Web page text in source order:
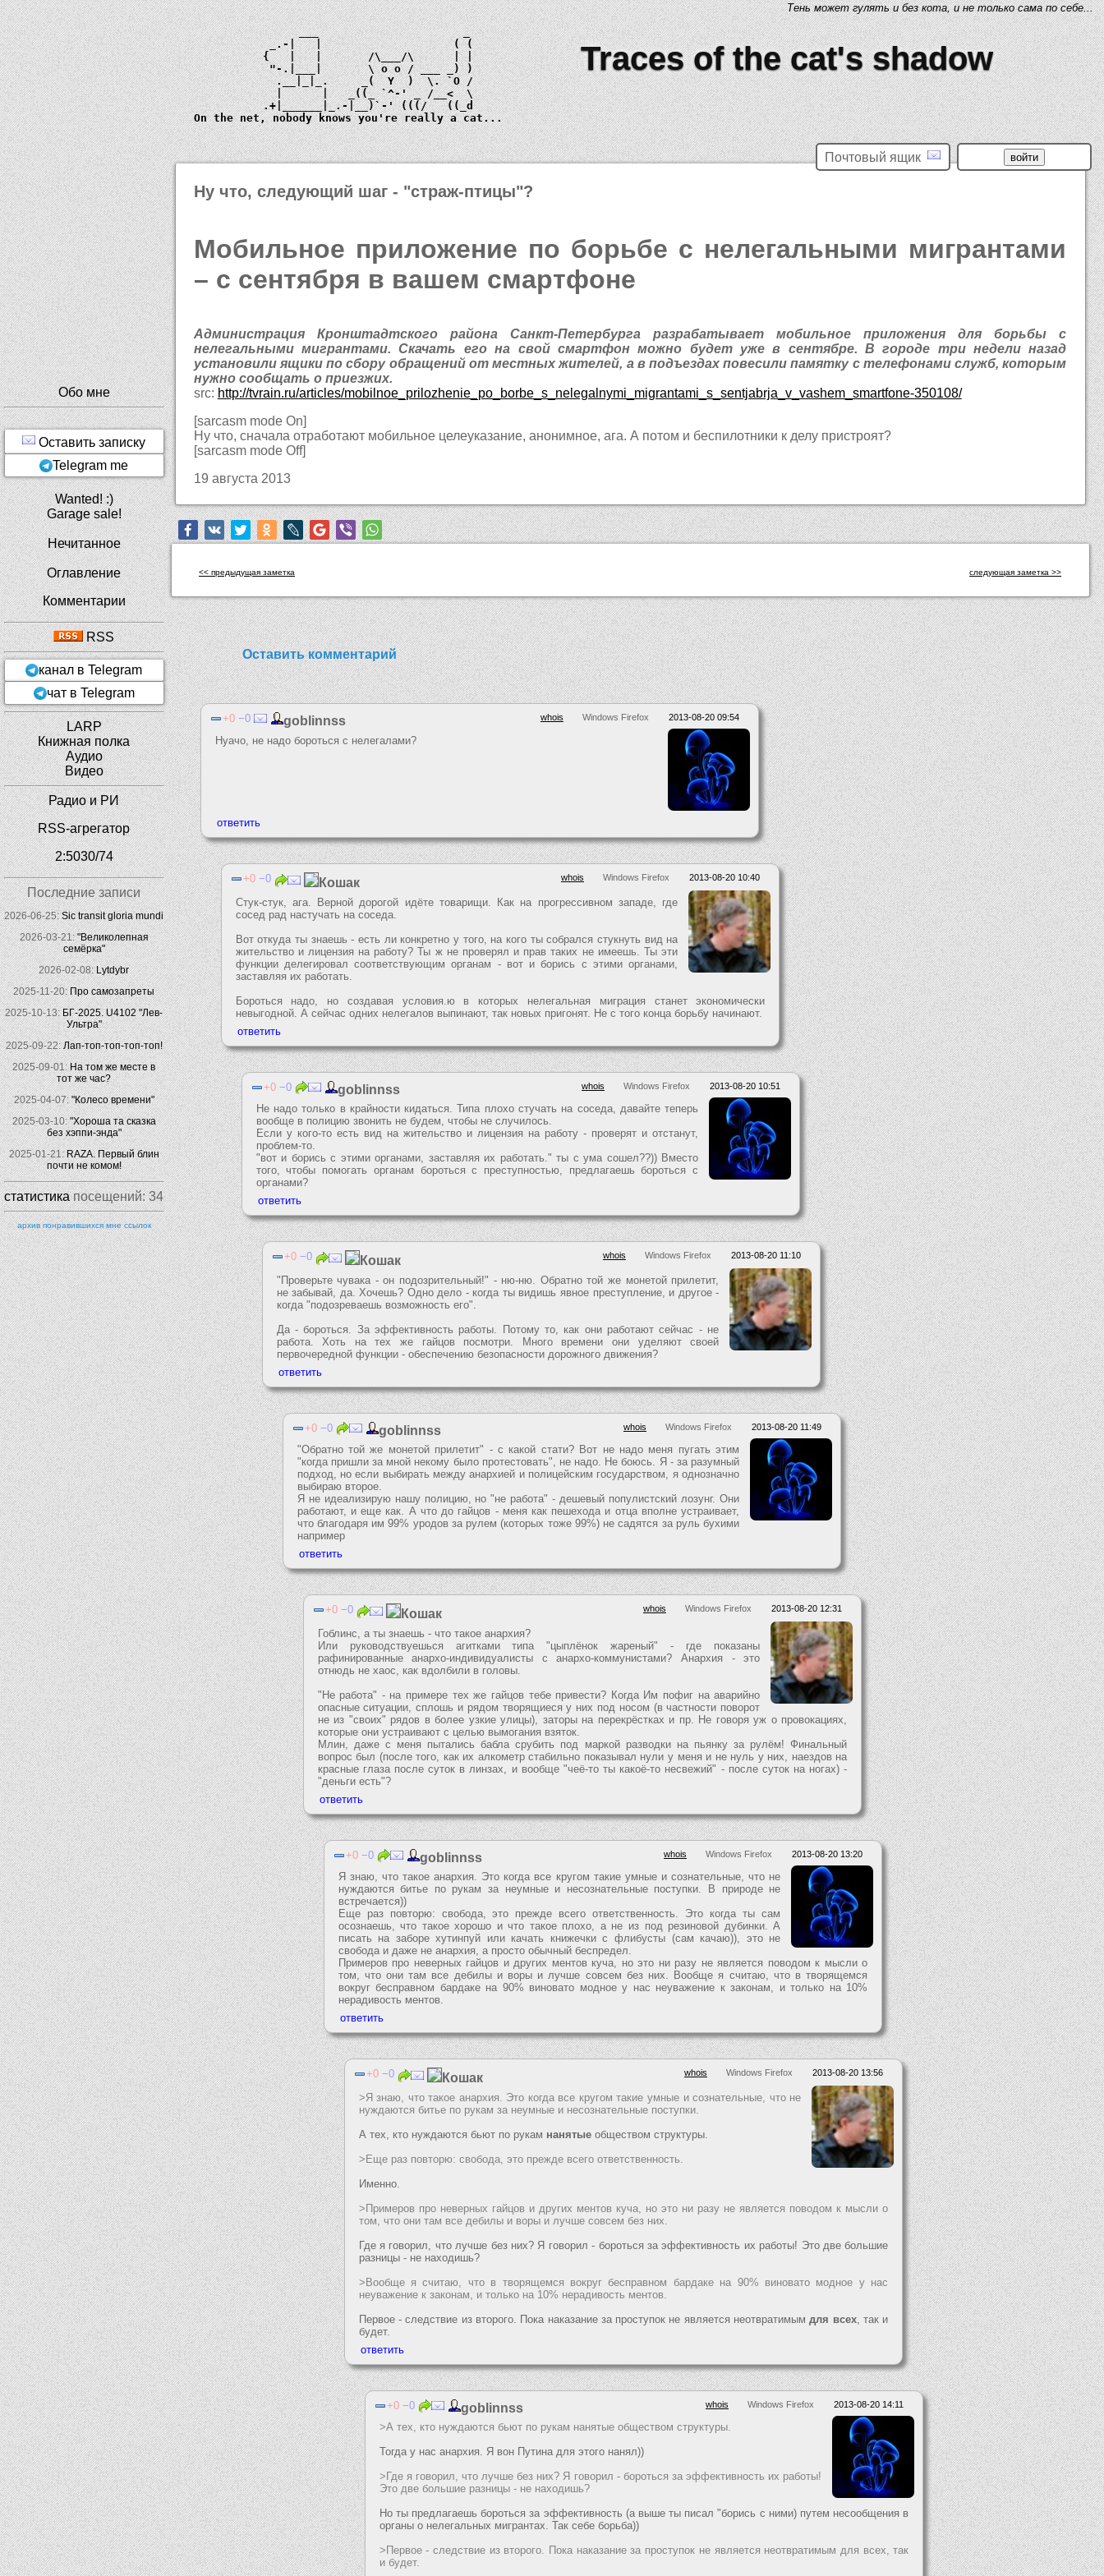
Тень может гулять и без кота, и не только сама по себе...
             ___
               _
         _.-|   |
              ( (
        {   |   |
/\___/\      | |
         "-.|___|
\ o o
/ ___ _) )
          .__|_|_.
_(  Y  )  \. `O /
          |      |   _
((_ `^-' _ /__<  \
        .+|______|_.-|__)
`-' (((/   ((_d
  On the net, nobody knows you're really a cat...
Traces of the cat's shadow
Почтовый ящик
Ну что, следующий шаг - "страж-птицы"?
Мобильное приложение по борьбе с нелегальными мигрантами
– с сентября в вашем смартфоне
Администрация Кронштадтского района Санкт-Петербурга разрабатывает мобильное приложения для борьбы с
нелегальными мигрантами. Скачать его на свой смартфон можно будет уже в сентябре. В городе три недели назад
установили ящики по сбору обращений от местных жителей, а в подъездах повесили памятку с телефонами служб, которым
нужно сообщать о приезжих.
src: http://tvrain.ru/articles/mobilnoe_prilozhenie_po_borbe_s_nelegalnymi_migrantami_s_sentjabrja_v_vashem_smartfone-350108/
[sarcasm mode On]
Ну что, сначала отработают мобильное целеуказание, анонимное, ага. А потом и беспилотники к делу пристроят?
[sarcasm mode Off]
19 августа 2013
<< предыдущая заметка следующая заметка >>
Оставить комментарий
2013-08-20 09:54
Windows Firefox
whois
0 0 goblinnss
Нуачо, не надо бороться с нелегалами?
2013-08-20 10:40
Windows Firefox
whois
0 0 Кошак
Стук-стук, ага. Верной дорогой идёте товарищи. Как на прогрессивном западе, где
сосед рад настучать на соседа.
Вот откуда ты знаешь - есть ли конкретно у того, на кого ты собрался стукнуть вид на
жительство и лицензия на работу? Ты ж не проверял и прав таких не имеешь. Ты эти
функции делегировал соответствующим органам - вот и борись с этими органами,
заставляя их работать.
Бороться надо, но создавая условия.ю в которых нелегальная миграция станет экономически
невыгодной. А сейчас одних нелегалов выпинают, так новых пригонят. Не с того конца борьбу начинают.
2013-08-20 10:51
Windows Firefox
whois
0 0 goblinnss
Не надо только в крайности кидаться. Типа плохо стучать на соседа, давайте теперь
вообще в полицию звонить не будем, чтобы не случилось.
Если у кого-то есть вид на жительство и лицензия на работу - проверят и отстанут,
проблем-то.
"вот и борись с этими органами, заставляя их работать." ты с ума сошел??)) Вместо
того, чтобы помогать органам бороться с преступностью, предлагаешь бороться с
органами?
2013-08-20 11:10
Windows Firefox
whois
0 0 Кошак
"Проверьте чувака - он подозрительный!" - ню-ню. Обратно той же монетой прилетит,
не забывай, да. Хочешь? Одно дело - когда ты видишь явное преступление, и другое -
когда "подозреваешь возможность его".
Да - бороться. За эффективность работы. Потому то, как они работают сейчас - не
работа. Хоть на тех же гайцов посмотри. Много времени они уделяют своей
первочередной функции - обеспечению безопасности дорожного движения?
2013-08-20 11:49
Windows Firefox
whois
0 0 goblinnss
"Обратно той же монетой прилетит" - с какой стати? Вот не надо меня пугать этим
"когда пришли за мной некому было протестовать", не надо. Не боюсь. Я - за разумный
подход, но если выбирать между анархией и полицейским государством, я однозначно
выбираю второе.
Я не идеализирую нашу полицию, но "не работа" - дешевый популистский лозунг. Они
работают, и еще как. А что до гайцов - меня как пешехода и отца вполне устраивает,
что благодаря им 99% уродов за рулем (которых тоже 99%) не садятся за руль бухими
например
2013-08-20 12:31
Windows Firefox
whois
0 0 Кошак
Гоблинс, а ты знаешь - что такое анархия?
Или руководствуешься агитками типа "цыплёнок жареный" - где показаны
рафинированные анархо-индивидуалисты с анархо-коммунистами? Анархия - это
отнюдь не хаос, как вдолбили в головы.
"Не работа" - на примере тех же гайцов тебе привести? Когда Им пофиг на аварийно
опасные ситуации, сплошь и рядом творящиеся у них под носом (в частности поворот
не из "своих" рядов в более узкие улицы), заторы на перекрёстках и пр. Не говоря уж о провокациях,
которые они устраивают с целью вымогания взяток.
Млин, даже с меня пытались бабла срубить под маркой разводки на пьянку за рулём! Финальный
вопрос был (после того, как их алкометр стабильно показывал нули у меня и не нуль у них, наездов на
красные глаза после суток в линзах, и вообще "чеё-то ты какоё-то несвежий" - после суток на ногах) -
"деньги есть"?
2013-08-20 13:20
Windows Firefox
whois
0 0 goblinnss
Я знаю, что такое анархия. Это когда все кругом такие умные и сознательные, что не
нуждаются битье по рукам за неумные и несознательные поступки. В природе не
встречается))
Еще раз повторю: свобода, это прежде всего ответственность. Это когда ты сам
осознаешь, что такое хорошо и что такое плохо, а не из под резиновой дубинки. А
писать на заборе хутинпуй или качать книжечки с флибусты (сам качаю)), это не
свобода и даже не анархия, а просто обычный беспредел.
Примеров про неверных гайцов и других ментов куча, но это ни разу не является поводом к мысли о
том, что они там все дебилы и воры и лучше совсем без них. Вообще я считаю, что в творящемся
вокруг бесправном бардаке на 90% виновато модное у нас неуважение к законам, и только на 10%
нерадивость ментов.
2013-08-20 13:56
Windows Firefox
whois
0 0 Кошак
>Я знаю, что такое анархия. Это когда все кругом такие умные и сознательные, что не
нуждаются битье по рукам за неумные и несознательные поступки.
А тех, кто нуждаются бьют по рукам нанятыеобществом структуры.
>Еще раз повторю: свобода, это прежде всего ответственность.
Именно.
>Примеров про неверных гайцов и других ментов куча, но это ни разу не является поводом к мысли о
том, что они там все дебилы и воры и лучше совсем без них.
Где я говорил, что лучше без них? Я говорил - бороться за эффективность их работы! Это две большие
разницы - не находишь?
>Вообще я считаю, что в творящемся вокруг бесправном бардаке на 90% виновато модное у нас
неуважение к законам, и только на 10% нерадивость ментов.
Первое - следствие из второго. Пока наказание за проступок не является неотвратимымдля всех, так и
будет.
2013-08-20 14:11
Windows Firefox
whois
0 0 goblinnss
>А тех, кто нуждаются бьют по рукам нанятые обществом структуры.
Тогда у нас анархия. Я вон Путина для этого нанял))
>Где я говорил, что лучше без них? Я говорил - бороться за эффективность их работы!
Это две большие разницы - не находишь?
Но ты предлагаешь бороться за эффективность (а выше ты писал "борись с ними) путем несообщения в
органы о нелегальных мигрантах. Так себе борьба))
>Первое - следствие из второго. Пока наказание за проступок не является неотвратимым для всех, так
и будет.
Обо мне
Оставить записку
Telegram me
Wanted! :)
Garage sale!
Нечитанное
Оглавление
Комментарии
RSS
канал в Telegram
чат в Telegram
LARP
Книжная полка
Аудио
Видео
Радио и РИ
RSS-агрегатор
2:5030/74
Последние записи
2026-06-25:Sic transit gloria mundi
2026-03-21:"Великолепная
семёрка"
2026-02-08:Lytdybr
2025-11-20:Про самозапреты
2025-10-13:БГ-2025. U4102 "Лев-
Ультра"
2025-09-22:Лап-топ-топ-топ-топ!
2025-09-01:На том же месте в
тот же час?
2025-04-07:"Колесо времени"
2025-03-10:"Хороша та сказка
без хэппи-энда"
2025-01-21:RAZA. Первый блин
почти не комом!
статистикапосещений:34
архив понравившихся мне ссылок